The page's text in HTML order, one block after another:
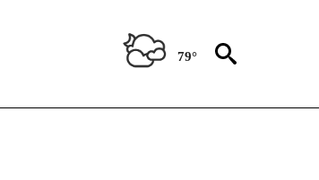
79°
NEW PAGES ON "CNN - SPANISH".